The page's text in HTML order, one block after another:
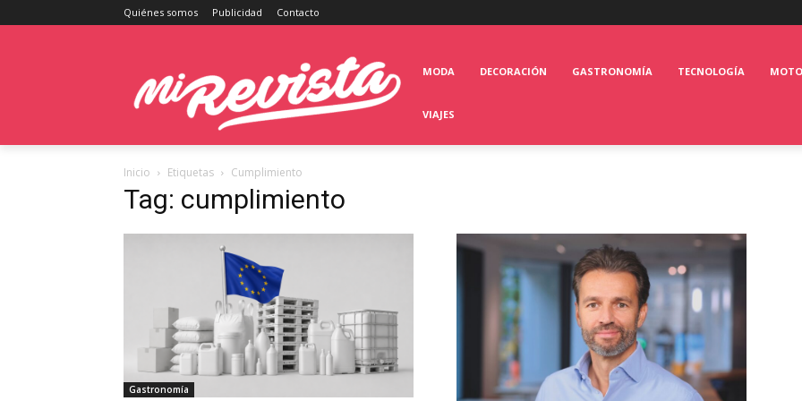
Quiénes somos Publicidad Contacto
MODA DECORACIÓN GASTRONOMÍA TECNOLOGÍA
VIAJES
Inicio Etiquetas Cumplimiento
Tag: cumplimiento
Gastronomía